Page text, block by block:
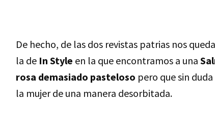
De hecho, de las dos revistas patrias nos
la de In Style en la que encontramos a una
rosa demasiado pasteloso pero que sin
la mujer de una manera desorbitada.